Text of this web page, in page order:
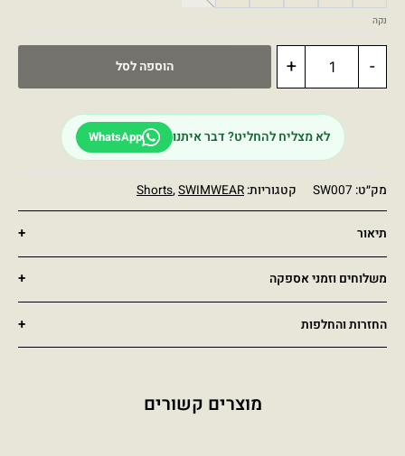
נקה
-
+ הוספה לסל
לא מצליח להחליט? דבר איתנו WhatsApp
מק״ט: SW007 קטגוריות: Shorts,SWIMWEAR
תיאור
משלוחים וזמני אספקה
החזרות והחלפות
מוצרים קשורים